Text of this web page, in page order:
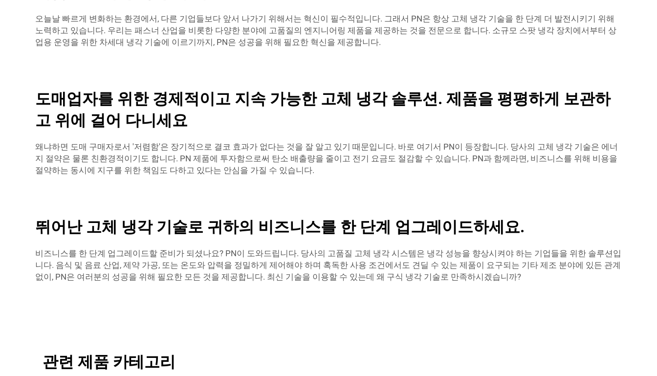
오늘날 빠르게 변화하는 환경에서, 다른 기업들보다 앞서 나가기 위해서는 혁신이 필수적입니다. 그래서 PN은 항상 고체 냉각 기술을 한 단계 더 발전시키기 위해
노력하고 있습니다. 우리는 패스너 산업을 비롯한 다양한 분야에 고품질의 엔지니어링 제품을 제공하는 것을 전문으로 합니다. 소규모 스팟 냉각 장치에서부터 상
업용 운영을 위한 차세대 냉각 기술에 이르기까지, PN은 성공을 위해 필요한 혁신을 제공합니다.
도매업자를 위한 경제적이고 지속 가능한 고체 냉각 솔루션. 제품을 평평하게 보관하
고 위에 걸어 다니세요
왜냐하면 도매 구매자로서 '저렴함'은 장기적으로 결코 효과가 없다는 것을 잘 알고 있기 때문입니다. 바로 여기서 PN이 등장합니다. 당사의 고체 냉각 기술은 에너
지 절약은 물론 친환경적이기도 합니다. PN 제품에 투자함으로써 탄소 배출량을 줄이고 전기 요금도 절감할 수 있습니다. PN과 함께라면, 비즈니스를 위해 비용을
절약하는 동시에 지구를 위한 책임도 다하고 있다는 안심을 가질 수 있습니다.
뛰어난 고체 냉각 기술로 귀하의 비즈니스를 한 단계 업그레이드하세요.
비즈니스를 한 단계 업그레이드할 준비가 되셨나요? PN이 도와드립니다. 당사의 고품질 고체 냉각 시스템은 냉각 성능을 향상시켜야 하는 기업들을 위한 솔루션입
니다. 음식 및 음료 산업, 제약 가공, 또는 온도와 압력을 정밀하게 제어해야 하며 혹독한 사용 조건에서도 견딜 수 있는 제품이 요구되는 기타 제조 분야에 있든 관계
없이, PN은 여러분의 성공을 위해 필요한 모든 것을 제공합니다. 최신 기술을 이용할 수 있는데 왜 구식 냉각 기술로 만족하시겠습니까?
관련 제품 카테고리